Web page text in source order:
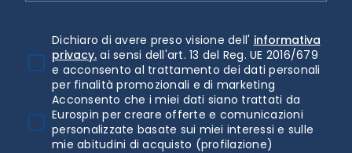
Dichiaro di avere preso visione dell' informativa
privacy. ai sensi dell'art. 13 del Reg. UE 2016/679
e acconsento al trattamento dei dati personali
per finalità promozionali e di marketing
Acconsento che i miei dati siano trattati da
Eurospin per creare offerte e comunicazioni
personalizzate basate sui miei interessi e sulle
mie abitudini di acquisto (profilazione)